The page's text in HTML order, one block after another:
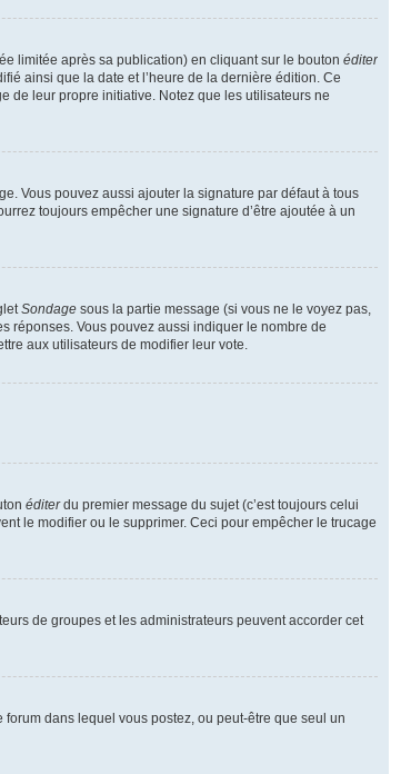
limitée après sa publication) en cliquant sur le bouton éditer
ainsi que la date et l’heure de la dernière édition. Ce
de leur propre initiative. Notez que les utilisateurs ne
Vous pouvez aussi ajouter la signature par défaut à tous
toujours empêcher une signature d’être ajoutée à un
Sondage sous la partie message (si vous ne le voyez pas,
réponses. Vous pouvez aussi indiquer le nombre de
aux utilisateurs de modifier leur vote.
éditerdu premier message du sujet (c’est toujours celui
le modifier ou le supprimer. Ceci pour empêcher le trucage
de groupes et les administrateurs peuvent accorder cet
dans lequel vous postez, ou peut-être que seul un